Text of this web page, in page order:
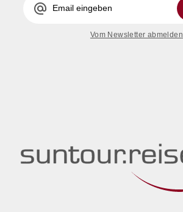
alternate_email
Vom Newsletter abmelden